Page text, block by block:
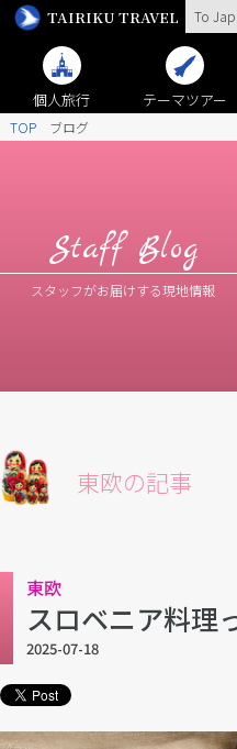
TAIRIKU TRAVEL To
個人旅行 テーマツアー
TOP ブログ
Staff Blog
スタッフがお届けする現地情報
東欧の記事
東欧
スロベニア料理
2025-07-18